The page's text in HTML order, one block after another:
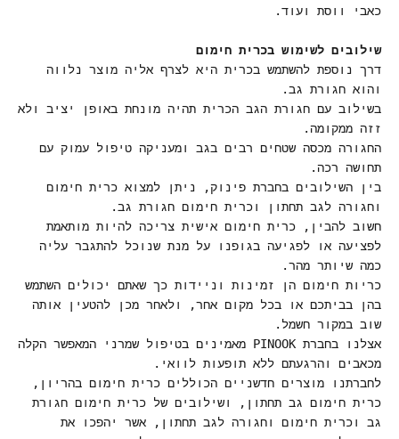
כאבי ווסת ועוד.
שילובים לשימוש בכרית חימום
דרך נוספת להשתמש בכרית היא לצרף אליה מוצר נלווה
והוא חגורת גב.
בשילוב עם חגורת הגב הכרית תהיה מונחת באופן יציב ולא
זזה ממקומה.
החגורה מכסה שטחים רבים בגב ומעניקה טיפול עמוק עם
תחושה רכה.
בין השילובים בחברת פינוק, ניתן למצוא כרית חימום
וחגורה לגב תחתון וכרית חימום חגורת גב.
חשוב להבין, כרית חימום אישית צריכה להיות מותאמת
לפציעה או לפגיעה בגופנו על מנת שנוכל להתגבר עליה
כמה שיותר מהר.
כריות חימום הן זמינות וניידות כך שאתם יכולים השתמש
בהן בביתכם או בכל מקום אחר, ולאחר מכן להטעין אותה
שוב במקור חשמל.
אצלנו בחברת PINOOK מאמינים בטיפול שמרני המאפשר הקלה
מכאבים והרגעתם ללא תופעות לוואי.
לחברתנו מוצרים חדשניים הכוללים כרית חימום בהריון,
כרית חימום גב תחתון, ושילובים של כרית חימום חגורת
גב וכרית חימום וחגורה לגב תחתון, אשר יהפכו את